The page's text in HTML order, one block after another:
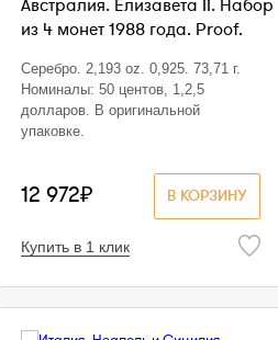
Австралия. Елизавета II. Набор
из 4 монет 1988 года. Proof.
Серебро. 2,193 oz. 0,925. 73,71 г.
Номиналы: 50 центов, 1,2,5
долларов. В оригинальной
упаковке.
В КОРЗИНУ
12 972₽
Купить в 1 клик